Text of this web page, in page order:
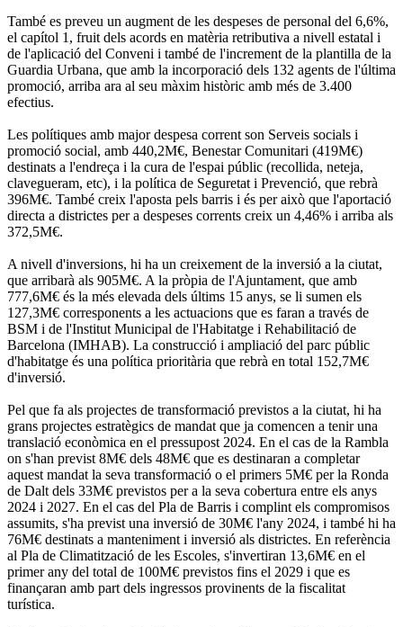
També es preveu un augment de les despeses de personal del 6,6%,
el capítol 1, fruit dels acords en matèria retributiva a nivell estatal i
de l'aplicació del Conveni i també de l'increment de la plantilla de la
Guardia Urbana, que amb la incorporació dels 132 agents de l'última
promoció, arriba ara al seu màxim històric amb més de 3.400
efectius.
Les polítiques amb major despesa corrent son Serveis socials i
promoció social, amb 440,2M€, Benestar Comunitari (419M€)
destinats a l'endreça i la cura de l'espai públic (recollida, neteja,
clavegueram, etc), i la política de Seguretat i Prevenció, que rebrà
396M€. També creix l'aposta pels barris i és per això que l'aportació
directa a districtes per a despeses corrents creix un 4,46% i arriba als
372,5M€.
A nivell d'inversions, hi ha un creixement de la inversió a la ciutat,
que arribarà als 905M€. A la pròpia de l'Ajuntament, que amb
777,6M€ és la més elevada dels últims 15 anys, se li sumen els
127,3M€ corresponents a les actuacions que es faran a través de
BSM i de l'Institut Municipal de l'Habitatge i Rehabilitació de
Barcelona (IMHAB). La construcció i ampliació del parc públic
d'habitatge és una política prioritària que rebrà en total 152,7M€
d'inversió.
Pel que fa als projectes de transformació previstos a la ciutat, hi ha
grans projectes estratègics de mandat que ja comencen a tenir una
translació econòmica en el pressupost 2024. En el cas de la Rambla
on s'han previst 8M€ dels 48M€ que es destinaran a completar
aquest mandat la seva transformació o el primers 5M€ per la Ronda
de Dalt dels 33M€ previstos per a la seva cobertura entre els anys
2024 i 2027. En el cas del Pla de Barris i complint els compromisos
assumits, s'ha previst una inversió de 30M€ l'any 2024, i també hi ha
76M€ destinats a manteniment i inversió als districtes. En referència
al Pla de Climatització de les Escoles, s'invertiran 13,6M€ en el
primer any del total de 100M€ previstos fins el 2029 i que es
finançaran amb part dels ingressos provinents de la fiscalitat
turística.